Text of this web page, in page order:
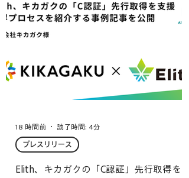
Elith、キカガクの「C認証」先行取得を支
プレスリリース
18 時間前 読了時間: 4分